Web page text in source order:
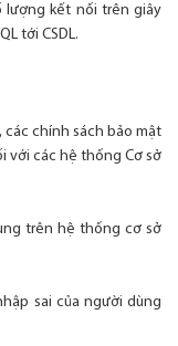
lượng kết nối trên giây
tới CSDL.
chính sách bảo mật
với các hệ thống Cơ sở
trên hệ thống cơ sở
sai của người dùng